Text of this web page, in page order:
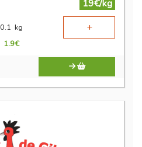
19€/kg
0.1 kg +
1.9€